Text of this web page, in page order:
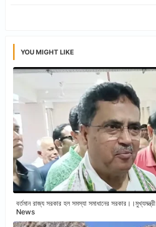
YOU MIGHT LIKE
বর্তমান রাজ্য সরকার হল সমস্যা সমাধানের
News